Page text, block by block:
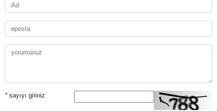
*sayıyı giriniz